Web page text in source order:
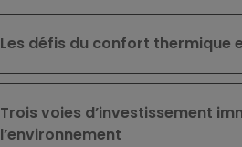
Les défis du confort thermique
Trois voies d’investissement
l’environnement